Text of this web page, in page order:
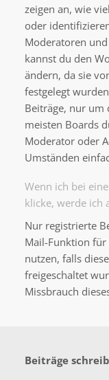
zeigen an, wie
oder
Moderatoren
kannst du den
ändern, da sie
festgelegt
Beiträge, nur um
meisten Boards
Moderator oder
Umständen
Wenn ich bei
klicke, werde ich
Nur registrierte
Mail-Funktion für
nutzen, falls
freigeschaltet
Missbrauch
Beiträge